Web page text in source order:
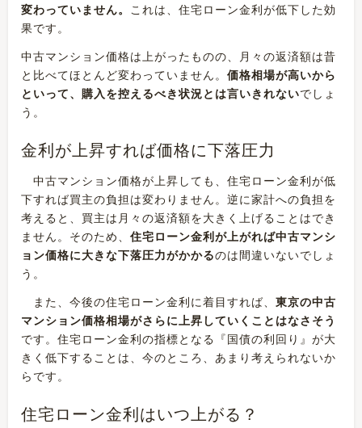
変わっていません。 これは、住宅ローン金利が低下した効
果です。
中古マンション価格は上がったものの、月々の返済額は昔
と比べてほとんど変わっていません。 価格相場が高いから
といって、購入を控えるべき状況とは言いきれないでしょ
う。
金利が上昇すれば価格に下落圧力
中古マンション価格が上昇しても、住宅ローン金利が低
下すれば買主の負担は変わりません。逆に家計への負担を
考えると、買主は月々の返済額を大きく上げることはでき
ません。そのため、 住宅ローン金利が上がれば中古マンシ
ョン価格に大きな下落圧力がかかるのは間違いないでしょ
う。
また、今後の住宅ローン金利に着目すれば、 東京の中古
マンション価格相場がさらに上昇していくことはなさそう
です。住宅ローン金利の指標となる『国債の利回り』が大
きく低下することは、今のところ、あまり考えられないか
らです。
住宅ローン金利はいつ上がる？